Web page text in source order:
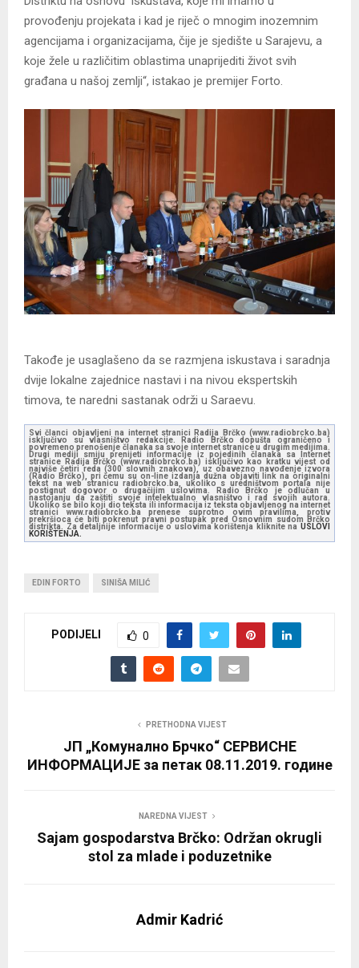
provođenju projekata i kad je riječ o mnogim inozemnim
agencijama i organizacijama, čije je sjedište u Sarajevu, a
koje žele u različitim oblastima unaprijediti život svih
građana u našoj zemlji“, istakao je premijer Forto.
Takođe je usaglašeno da se razmjena iskustava i saradnja
dvije lokalne zajednice nastavi i na nivou ekspertskih
timova, te naredni sastanak održi u Saraevu.
Svi članci objavljeni na internet stranici Radija Brčko (www.radiobrcko.ba)
isključivo su vlasništvo redakcije. Radio Brčko dopušta ograničeno i
povremeno prenošenje članaka sa svoje internet stranice u drugim medijima.
Drugi mediji smiju prenijeti informacije iz pojedinih članaka sa Internet
stranice Radija Brčko (www.radiobrcko.ba) isključivo kao kratku vijest od
najviše četiri reda (300 slovnih znakova), uz obavezno navođenje izvora
(Radio Brčko), pri čemu su on-line izdanja dužna objaviti link na originalni
tekst na web stranicu radiobrcko.ba, ukoliko s uredništvom portala nije
postignut dogovor o drugačijim uslovima. Radio Brčko je odlučan u
nastojanju da zaštiti svoje intelektualno vlasništvo i rad svojih autora.
Ukoliko se bilo koji dio teksta ili informacija iz teksta objavljenog na internet
stranici www.radiobrcko.ba prenese suprotno ovim pravilima, protiv
prekršioca će biti pokrenut pravni postupak pred Osnovnim sudom Brčko
distrikta. Za detaljnije informacije o uslovima korištenja kliknite na USLOVI
KORIŠTENJA.
EDIN FORTO SINIŠA MILIĆ
PODIJELI 0
PRETHODNA VIJEST
ЈП „Комунално Брчко“ СЕРВИСНЕ
ИНФОРМАЦИЈЕ за петак 08.11.2019. године
NAREDNA VIJEST
Sajam gospodarstva Brčko: Održan okrugli
stol za mlade i poduzetnike
Admir Kadrić